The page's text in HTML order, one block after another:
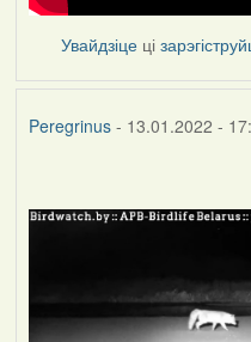
Увайдзіце ці
Peregrinus- 13.01.2022 -